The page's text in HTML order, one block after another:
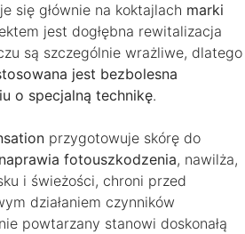
się głównie na koktajlach marki
jest dogłębna rewitalizacja
są szczególnie wrażliwe, dlatego
jest bezbolesna
o specjalną technikę.
przygotowuje skórę do
naprawia fotouszkodzenia, nawilża,
i świeżości, chroni przed
działaniem czynników
powtarzany stanowi doskonałą